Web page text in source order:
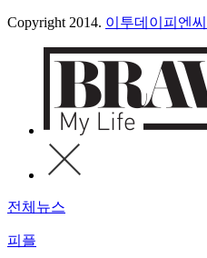
Copyright 2014. 이투데이피엔씨
전체뉴스
피플